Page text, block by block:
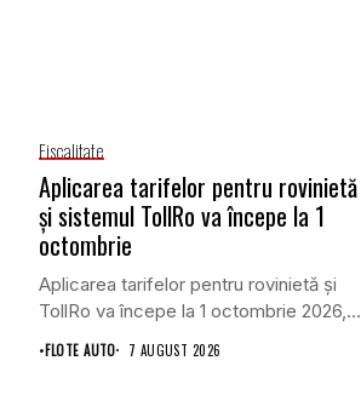
Fiscalitate
Aplicarea tarifelor pentru rovinietă
și sistemul TollRo va începe la 1
octombrie
Aplicarea tarifelor pentru rovinietă și
TollRo va începe la 1 octombrie 2026,...
•FLOTE AUTO 7 AUGUST 2026